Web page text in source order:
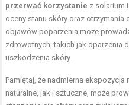
przerwać korzystanie z solarium
oceny stanu skóry oraz
objawów poparzenia może
zdrowotnych, takich jak oparzenia
uszkodzenia skóry.
Pamiętaj, że nadmierna ekspozycja
naturalne, jak i sztuczne, może